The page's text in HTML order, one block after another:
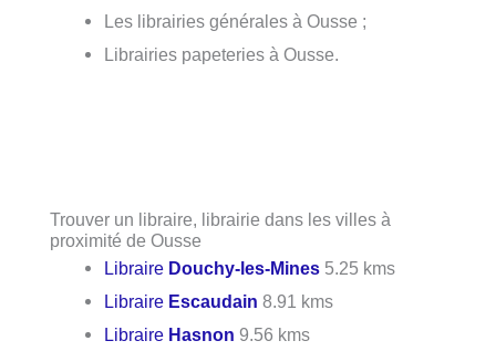
Les librairies générales à Ousse ;
Librairies papeteries à Ousse.
Trouver un libraire, librairie dans les villes à
proximité de Ousse
Libraire Douchy-les-Mines 5.25 kms
Libraire Escaudain 8.91 kms
Libraire Hasnon 9.56 kms